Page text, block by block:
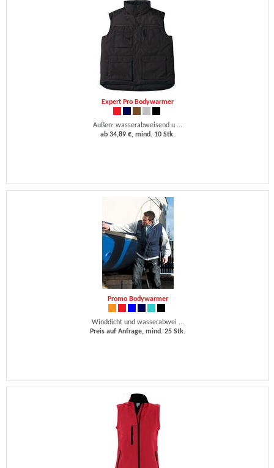
Expert Pro Bodywarmer
Außen: wasserabweisend u ...
ab 34,89 €, mind. 10 Stk.
Promo Bodywarmer
Winddicht und wasserabwei ...
Preis auf Anfrage, mind. 25 Stk.